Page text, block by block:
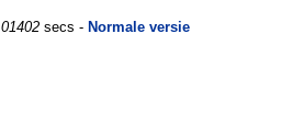
secs - Normale versie